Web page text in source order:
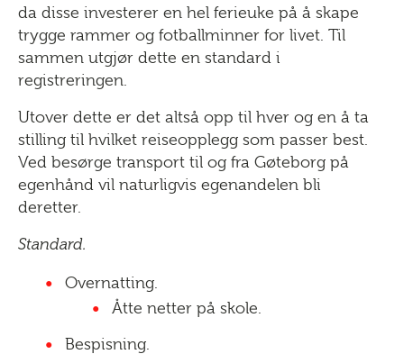
da disse investerer en hel ferieuke på å skape
trygge rammer og fotballminner for livet. Til
sammen utgjør dette en standard i
registreringen.
Utover dette er det altså opp til hver og en å ta
stilling til hvilket reiseopplegg som passer best.
Ved besørge transport til og fra Gøteborg på
egenhånd vil naturligvis egenandelen bli
deretter.
Standard.
Overnatting.
Åtte netter på skole.
Bespisning.